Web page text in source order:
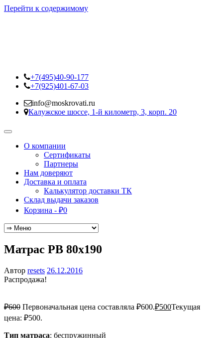
Перейти к содержимому
+7(495)40-90-177
+7(925)401-67-03
info@moskrovati.ru
Калужское шоссе, 1-й километр, 3, корп. 20
О компании
Сертификаты
Партнеры
Нам доверяют
Доставка и оплата
Калькулятор доставки ТК
Склад выдачи заказов
Корзина - ₽0
Матрас РВ 80х190
Автор resets 26.12.2016
Распродажа!
₽600 Первоначальная цена составляла ₽600.₽500Текущая
цена: ₽500.
Тип матраса: беспружинный